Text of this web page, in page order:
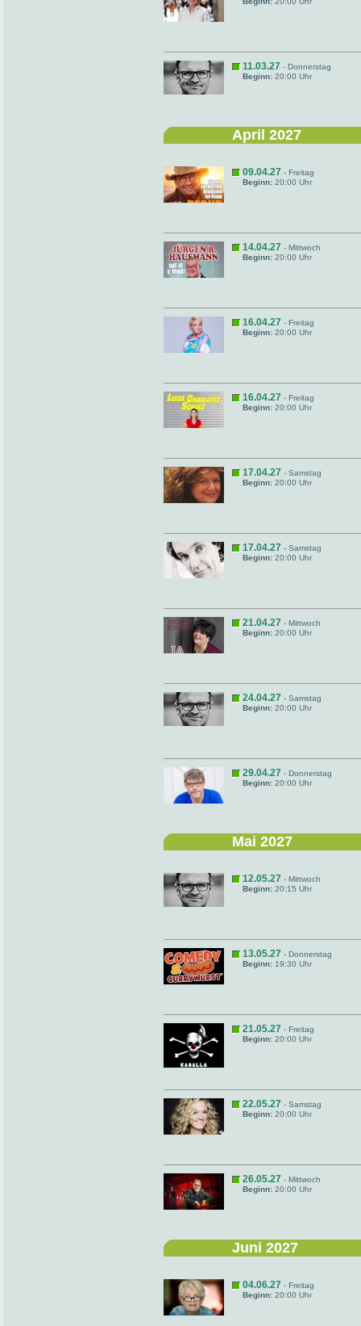
11.03.27 - Donnerstag
Beginn: 20:00 Uhr
April 2027
09.04.27 - Freitag
Beginn: 20:00 Uhr
14.04.27 - Mittwoch
Beginn: 20:00 Uhr
16.04.27 - Freitag
Beginn: 20:00 Uhr
16.04.27 - Freitag
Beginn: 20:00 Uhr
17.04.27 - Samstag
Beginn: 20:00 Uhr
17.04.27 - Samstag
Beginn: 20:00 Uhr
21.04.27 - Mittwoch
Beginn: 20:00 Uhr
24.04.27 - Samstag
Beginn: 20:00 Uhr
29.04.27 - Donnerstag
Beginn: 20:00 Uhr
Mai 2027
12.05.27 - Mittwoch
Beginn: 20:15 Uhr
13.05.27 - Donnerstag
Beginn: 19:30 Uhr
21.05.27 - Freitag
Beginn: 20:00 Uhr
22.05.27 - Samstag
Beginn: 20:00 Uhr
26.05.27 - Mittwoch
Beginn: 20:00 Uhr
Juni 2027
04.06.27 - Freitag
Beginn: 20:00 Uhr